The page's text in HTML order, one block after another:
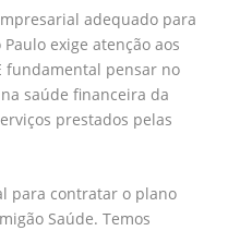
adequado para
exige atenção aos
fundamental pensar no
saúde financeira da
prestados pelas
para contratar o plano
Saúde. Temos